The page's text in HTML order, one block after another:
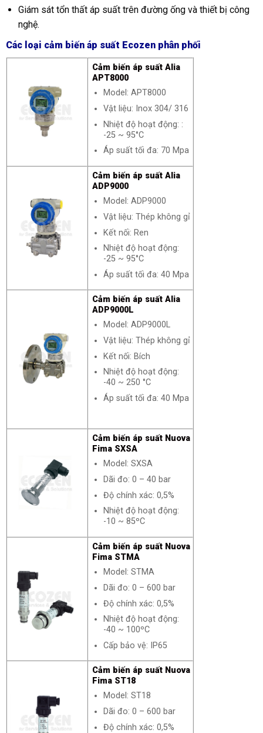
Giám sát tổn thất áp suất trên đường ống và thiết bị công
nghệ.
Các loại cảm biến áp suất Ecozen phân phối
Cảm biến áp suất Alia
APT8000
Model: APT8000
Vật liệu: Inox 304/ 316
Nhiệt độ hoạt động: :
-25 ~ 95°C
Áp suất tối đa: 70 Mpa
Cảm biến áp suất Alia
ADP9000
Model: ADP9000
Vật liệu: Thép không gỉ
Kết nối: Ren
Nhiệt độ hoạt động:
-25 ~ 95°C
Áp suất tối đa: 40 Mpa
Cảm biến áp suất Alia
ADP9000L
Model: ADP9000L
Vật liệu: Thép không gỉ
Kết nối: Bích
Nhiệt độ hoạt động:
-40 ~ 250 °C
Áp suất tối đa: 40 Mpa
Cảm biến áp suất Nuova
Fima SXSA
Model: SXSA
Dãi đo: 0 – 40 bar
Độ chính xác: 0,5%
Nhiệt độ hoạt động:
-10 ~ 85ºC
Cảm biến áp suất Nuova
Fima STMA
Model: STMA
Dãi đo: 0 – 600 bar
Độ chính xác: 0,5%
Nhiệt độ hoạt động:
-40 ~ 100ºC
Cấp bảo vệ: IP65
Cảm biến áp suất Nuova
Fima ST18
Model: ST18
Dãi đo: 0 – 600 bar
Độ chính xác: 0,5%